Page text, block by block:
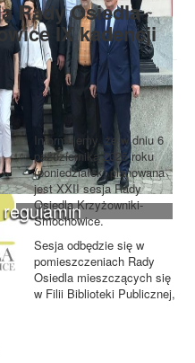
Rady Osiedla
IX kadencji
Informujemy, że w dniu 6
października 2025 roku
(poniedziałek) planowana
jest XXII sesja Rady
Osiedla Krzyżowniki-
Smochowice.
Sesja odbędzie się w
pomieszczeniach Rady
Osiedla mieszczących się
w Filii Biblioteki Publicznej,